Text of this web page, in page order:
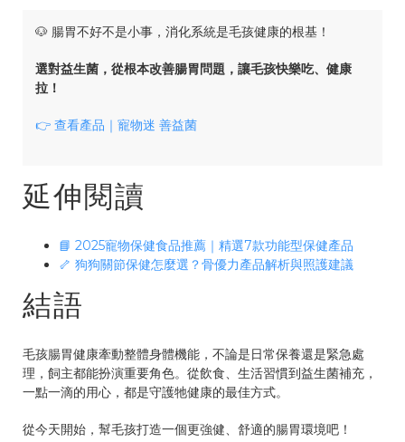
🐶 腸胃不好不是小事，消化系統是毛孩健康的根基！
選對益生菌，從根本改善腸胃問題，讓毛孩快樂吃、健康
拉！
👉 查看產品｜寵物迷 善益菌
延伸閱讀
📘 2025寵物保健食品推薦｜精選7款功能型保健產品
🦴 狗狗關節保健怎麼選？骨優力產品解析與照護建議
結語
毛孩腸胃健康牽動整體身體機能，不論是日常保養還是緊急處
理，飼主都能扮演重要角色。從飲食、生活習慣到益生菌補充，
一點一滴的用心，都是守護牠健康的最佳方式。
從今天開始，幫毛孩打造一個更強健、舒適的腸胃環境吧！